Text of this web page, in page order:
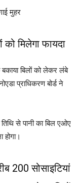
मुहर
को मिलेगा फायदा
बिलों को लेकर लंबे
प्राधिकरण बोर्ड ने
से पानी का बिल एओए
200 सोसाइटियां